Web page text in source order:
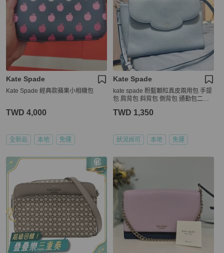
Kate Spade
Kate Spade 經典款蘋果小相機包
TWD 4,000
全新品 本地 免運
Kate Spade
kate spade 粉藍顆粒真皮兩用包 手提
包 肩背包 斜背包 側背包 通勤包二手
TWD 1,350
狀況尚可 本地 免運